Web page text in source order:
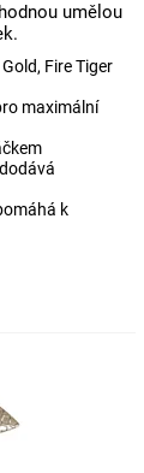
umělou
Fire Tiger
maximální
k